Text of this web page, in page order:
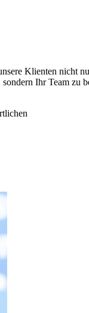
Klienten nicht
Ihr Team zu